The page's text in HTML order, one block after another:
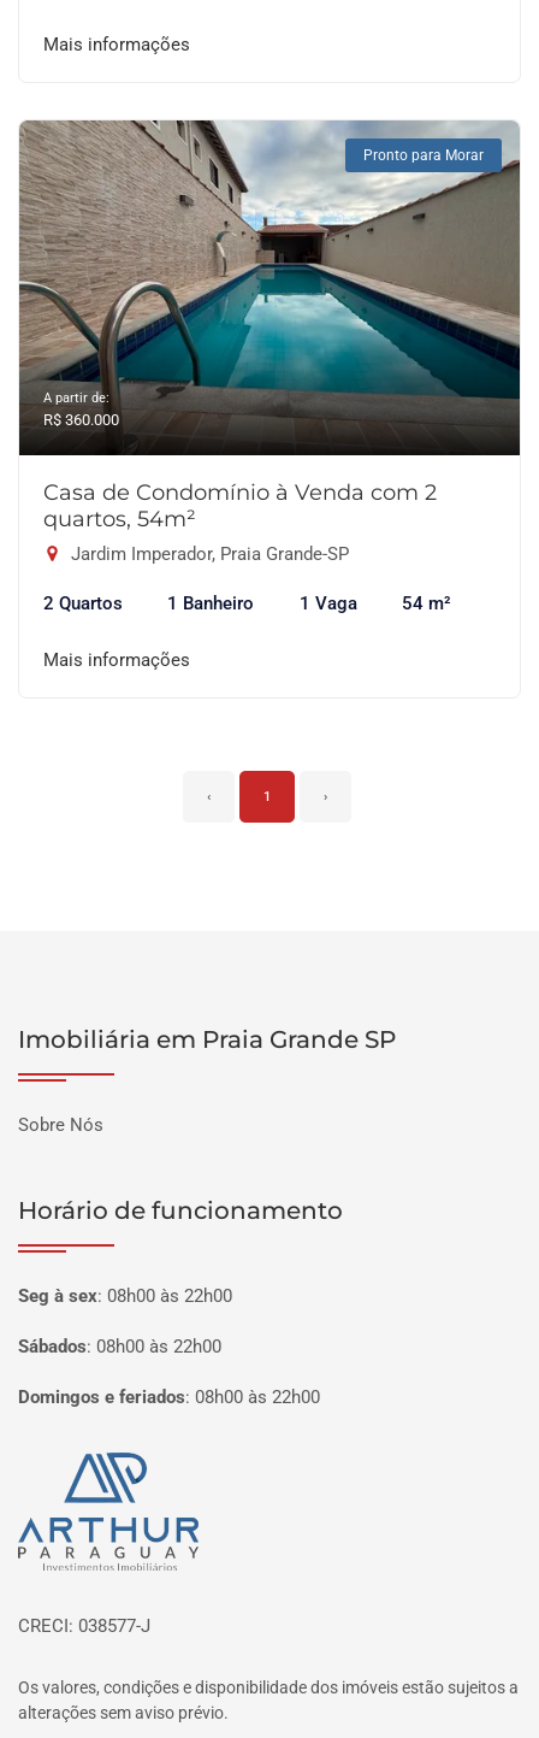
Mais informações
Pronto para Morar
A partir de:
R$ 360.000
Casa de Condomínio à Venda com 2
quartos, 54m²
Jardim Imperador, Praia Grande-SP
2 Quartos 1 Banheiro 1 Vaga 54 m²
Mais informações
‹ 1 ›
Imobiliária em Praia Grande SP
Sobre Nós
Horário de funcionamento
Seg à sex: 08h00 às 22h00
Sábados: 08h00 às 22h00
Domingos e feriados: 08h00 às 22h00
Página inicial
CRECI: 038577-J
Os valores, condições e disponibilidade dos imóveis estão sujeitos a
alterações sem aviso prévio.